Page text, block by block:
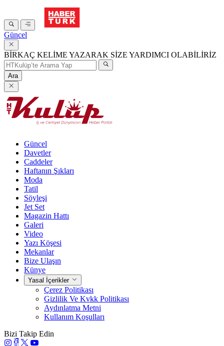
Güncel
BİRKAÇ KELİME YAZARAK SİZE YARDIMCI OLABİLİRİZ
Ara
Güncel
Davetler
Caddeler
Haftanın Şıkları
Moda
Tatil
Söyleşi
Jet Set
Magazin Hattı
Galeri
Video
Yazı Köşesi
Mekanlar
Bize Ulaşın
Künye
Yasal İçerikler
Çerez Politikası
Gizlilik Ve Kvkk Politikası
Aydınlatma Metni
Kullanım Koşulları
Bizi Takip Edin